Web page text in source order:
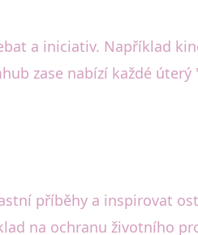
a iniciativ. Například
zase nabízí každé
příběhy a inspirovat
na ochranu životního